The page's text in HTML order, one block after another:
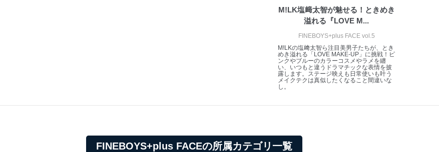
M!LK塩﨑太智が魅せる！ときめき
溢れる『LOVE M...
FINEBOYS+plus FACE vol.5
M!LKの塩﨑太智ら注目美男子たちが、とき
めき溢れる「LOVE MAKE-UP」に挑戦！ピ
ンクやブルーのカラーコスメやラメを纏
い、いつもと違うドラマチックな表情を披
露します。ステージ映えも日常使いも叶う
メイクテクは真似したくなること間違いな
し。
FINEBOYS+plus FACEの所属カテゴリ一覧